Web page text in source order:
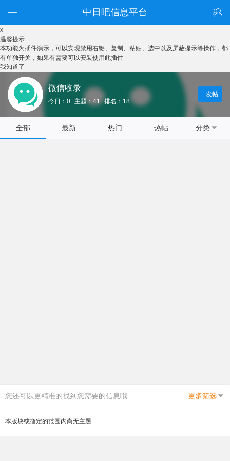
中日吧信息平台
x
温馨提示
本功能为插件演示，可以实现禁用右键、复制、粘贴、选中以及屏蔽提示等操作，都
有单独开关，如果有需要可以安装使用此插件
我知道了
微信收录
今日：0 主题：41 排名：18
+发帖
全部 最新 热门 热帖 分类
您还可以更精准的找到您需要的信息哦 更多筛选
本版块或指定的范围内尚无主题